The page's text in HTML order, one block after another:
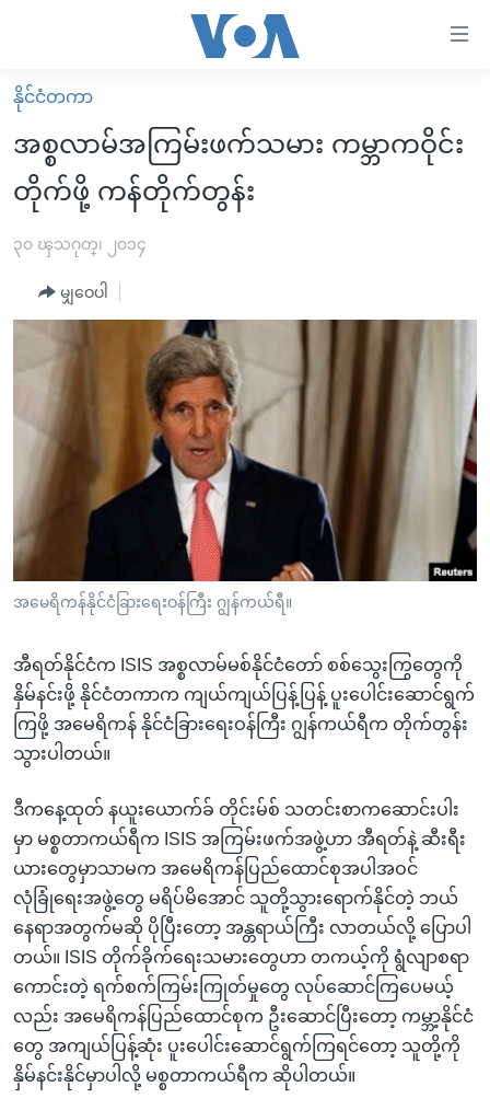
လွယ်ကူ
စေ
သည့်
Link
များ
အကြောင်းအရာ
ညွန်း
စာမျက်နှာ
သို့
ရန်
ရှာဖွေ
ရန်
နေရာ
ကျော်
ရန်
မူလစာမျက်နှာ
မြန်မာ
ကမ္ဘာ့သတင်းများ
အစ္စရေး-ပါလက်စတိုင်း
ရပ်ဝန်းတခု လမ်းတခု အလွန်
အင်္ဂလိပ်စာလေ့လာမယ်
အမေရိကန်သုံးအီဒီယံ
မကြေးမုံရဲ့ အင်္ဂလိပ်စာ
ရုပ်ရှင်ထဲက အင်္ဂလိပ်စာ
သုတပဒေသာ အင်္ဂလိပ်စာ
အပတ်စဉ်ကဏ္ဍများ
ရေဒီယို
ရေဒီယိုနှင့်ရုပ်သံ အချက်အလက်များ
ရေဒီယို/တီဗွီအစီအစဉ်
Learning English
ဗွီအိုအေ လူမှုကွန်ယက်များ
ဘာသာစကားများ
နိုင်ငံတကာ
အစ္စလာမ်အကြမ်းဖက်သမား ကမ္ဘာကဝိုင်း
တိုက်ဖို့ ကန်တိုက်တွန်း
၃၀ ၾသဂုတ္၊ ၂၀၁၄
မျှဝေပါ
အမေရိကန်နိုင်ငံခြားရေးဝန်ကြီး ဂျွန်ကယ်ရီ။
အီရတ်နိုင်ငံက ISIS အစ္စလာမ်မစ်နိုင်ငံတော် စစ်သွေးကြွတွေကို
နှိမ်နင်းဖို့ နိုင်ငံတကာက ကျယ်ကျယ်ပြန့်ပြန့် ပူးပေါင်းဆောင်ရွက်
ကြဖို့ အမေရိကန် နိုင်ငံခြားရေးဝန်ကြီး ဂျွန်ကယ်ရီက တိုက်တွန်း
သွားပါတယ်။
ဒီကနေ့ထုတ် နယူးယောက်ခ် တိုင်းမ်စ် သတင်းစာကဆောင်းပါး
မှာ မစ္စတာကယ်ရီက ISIS အကြမ်းဖက်အဖွဲ့ဟာ အီရတ်နဲ့ ဆီးရီး
ယားတွေမှာသာမက အမေရိကန်ပြည်ထောင်စုအပါအဝင်
လုံခြုံရေးအဖွဲ့တွေ မရိပ်မိအောင် သူတို့သွားရောက်နိုင်တဲ့ ဘယ်
နေရာအတွက်မဆို ပိုပြီးတော့ အန္တရာယ်ကြီး လာတယ်လို့ ပြောပါ
တယ်။ ISIS တိုက်ခိုက်ရေးသမားတွေဟာ တကယ့်ကို ရွံလျာစရာ
ကောင်းတဲ့ ရက်စက်ကြမ်းကြုတ်မှုတွေ လုပ်ဆောင်ကြပေမယ့်
လည်း အမေရိကန်ပြည်ထောင်စုက ဦးဆောင်ပြီးတော့ ကမ္ဘာ့နိုင်ငံ
တွေ အကျယ်ပြန့်ဆုံး ပူးပေါင်းဆောင်ရွက်ကြရင်တော့ သူတို့ကို
နှိမ်နင်းနိုင်မှာပါလို့ မစ္စတာကယ်ရီက ဆိုပါတယ်။